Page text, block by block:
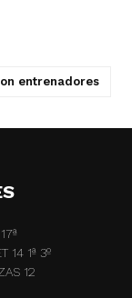
entrenadores
14 1ª 3º
12